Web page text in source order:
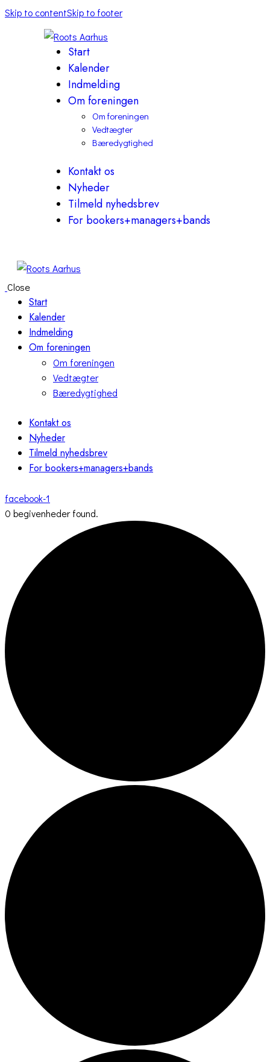
Skip to contentSkip to footer
Start
Kalender
Indmelding
Om foreningen
Om foreningen
Vedtægter
Bæredygtighed
Kontakt os
Nyheder
Tilmeld nyhedsbrev
For bookers+managers+bands
Close
Start
Kalender
Indmelding
Om foreningen
Om foreningen
Vedtægter
Bæredygtighed
Kontakt os
Nyheder
Tilmeld nyhedsbrev
For bookers+managers+bands
facebook-1
0 begivenheder found.